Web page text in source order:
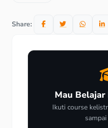
Share:
Mau Belajar
Ikuti course